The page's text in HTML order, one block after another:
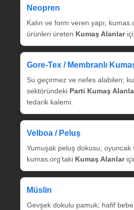
Neopren
Kalın ve form veren yapı;
ürünleri üreten Kumaş Alanlar
Gore‑Tex / Membranlı
Su geçirmez ve nefes alabilen;
sektöründeki Parti Kumaş
tedarik kalemi.
Velboa / Peluş
Yumuşak peluş dokusu; oyuncak
kumas.org’taki Kumaş Alanlar
Müslin
Gevşek dokulu pamuk; hafif